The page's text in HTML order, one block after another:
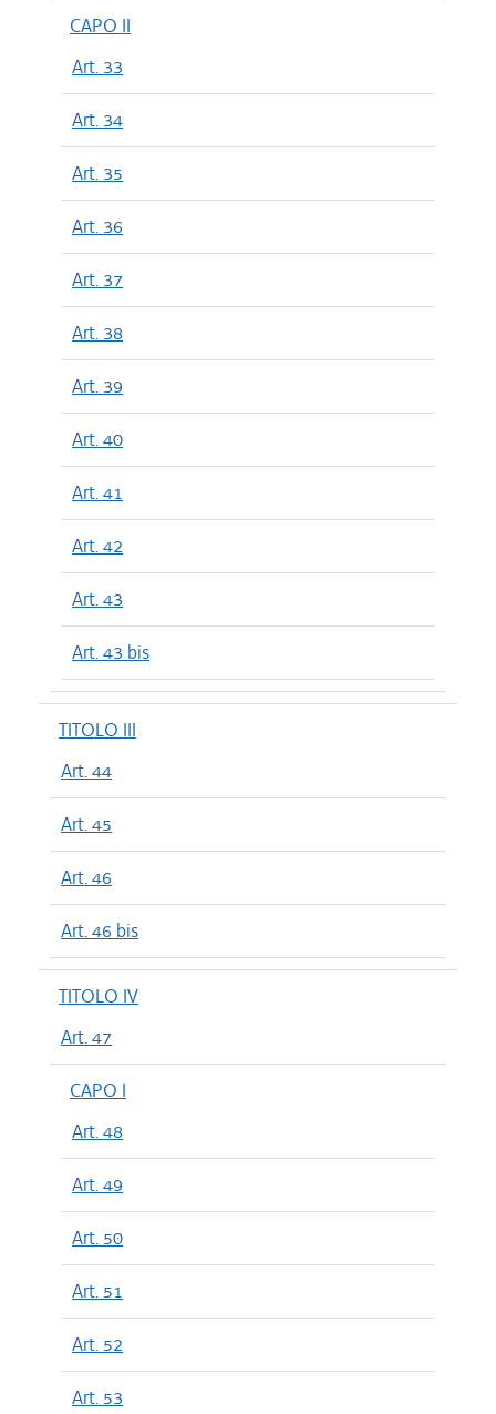
CAPO II
Art. 33
Art. 34
Art. 35
Art. 36
Art. 37
Art. 38
Art. 39
Art. 40
Art. 41
Art. 42
Art. 43
Art. 43 bis
TITOLO III
Art. 44
Art. 45
Art. 46
Art. 46 bis
TITOLO IV
Art. 47
CAPO I
Art. 48
Art. 49
Art. 50
Art. 51
Art. 52
Art. 53